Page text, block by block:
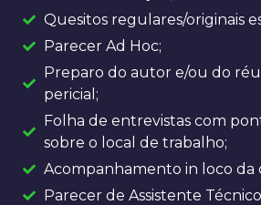
Quesitos regulares/originais
Parecer Ad Hoc;
Preparo do autor e/ou do
pericial;
Folha de entrevistas com
sobre o local de trabalho;
Acompanhamento in loco da
Parecer de Assistente